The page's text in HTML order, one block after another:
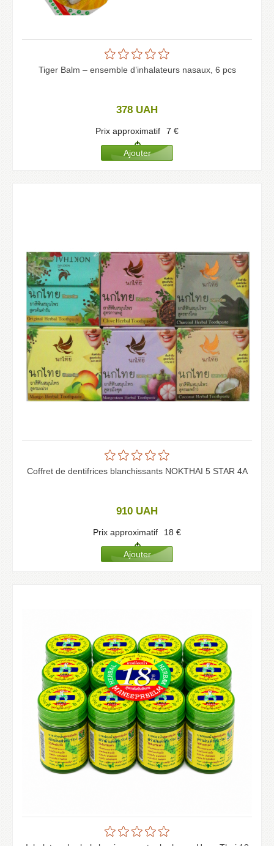
Tiger Balm – ensemble d’inhalateurs nasaux, 6 pcs
378 UAH
Prix approximatif 7 €
Coffret de dentifrices blanchissants NOKTHAI 5 STAR 4A
910 UAH
Prix approximatif 18 €